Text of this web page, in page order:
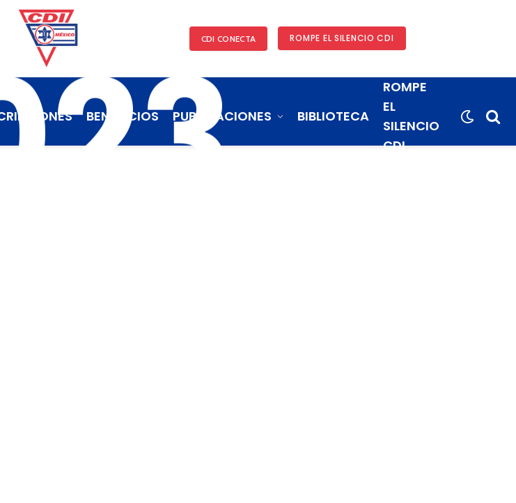
CDI CONECTA ROMPE EL SILENCIO CDI
BENEFICIOS PUBLICACIONES BIBLIOTECA
ROMPE
EL
SILENCIO
CDI